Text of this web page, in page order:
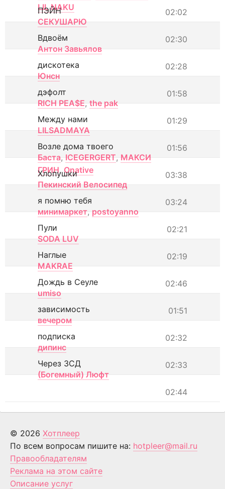
LIL NAKU
02:02
ПЭЙН
СЕКУШАРЮ
02:30
Вдвоём
Антон Завьялов
02:28
дискотека
Юнсн
01:58
дэфолт
RICH PEA$E, the pak
01:29
Между нами
LILSADMAYA
01:56
Возле дома твоего
Баста, ICEGERGERT, МАКСИ
ГРИН, Onative 03:38
Хлопушки
Пекинский Велосипед
03:24
я помню тебя
минимаркет, postoyanno
02:21
Пули
SODA LUV
02:19
Наглые
MAKRAE
02:46
Дождь в Сеуле
umiso
01:51
зависимость
вечером
02:32
подписка
дипинс
02:33
Через ЗСД
(Богемный) Люфт
02:44
© 2026 Хотплеер
По всем вопросам пишите на: hotpleer@mail.ru
Правообладателям
Реклама на этом сайте
Описание услуг